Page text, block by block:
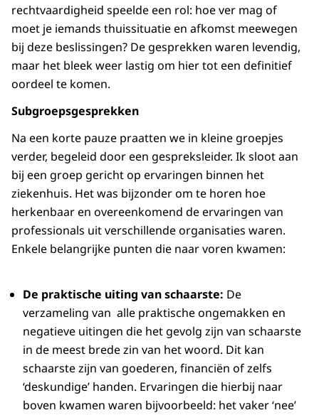
rechtvaardigheid speelde een rol: hoe ver mag of
moet je iemands thuissituatie en afkomst meewegen
bij deze beslissingen? De gesprekken waren levendig,
maar het bleek weer lastig om hier tot een definitief
oordeel te komen.
Subgroepsgesprekken
Na een korte pauze praatten we in kleine groepjes
verder, begeleid door een gespreksleider. Ik sloot aan
bij een groep gericht op ervaringen binnen het
ziekenhuis. Het was bijzonder om te horen hoe
herkenbaar en overeenkomend de ervaringen van
professionals uit verschillende organisaties waren.
Enkele belangrijke punten die naar voren kwamen:
De praktische uiting van schaarste: De
verzameling van alle praktische ongemakken en
negatieve uitingen die het gevolg zijn van schaarste
in de meest brede zin van het woord. Dit kan
schaarste zijn van goederen, financiën of zelfs
‘deskundige’ handen. Ervaringen die hierbij naar
boven kwamen waren bijvoorbeeld: het vaker ‘nee’